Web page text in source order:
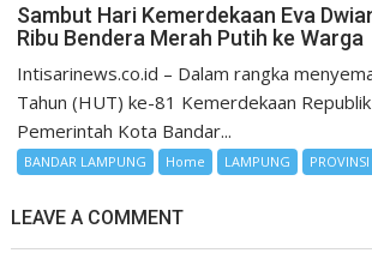
Sambut Hari Kemerdekaan Eva
Ribu Bendera Merah Putih ke Warga
Intisarinews.co.id – Dalam rangka
Tahun (HUT) ke-81 Kemerdekaan
Pemerintah Kota Bandar...
BANDAR LAMPUNG Home LAMPUNG PROVINSI
LEAVE A COMMENT